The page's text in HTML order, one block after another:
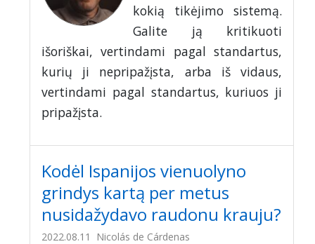
kokią tikėjimo sistemą.
Galite ją kritikuoti
išoriškai, vertindami pagal standartus,
kurių ji nepripažįsta, arba iš vidaus,
vertindami pagal standartus, kuriuos ji
pripažįsta.
Kodėl Ispanijos vienuolyno
grindys kartą per metus
nusidažydavo raudonu krauju?
2022.08.11 Nicolás de Cárdenas